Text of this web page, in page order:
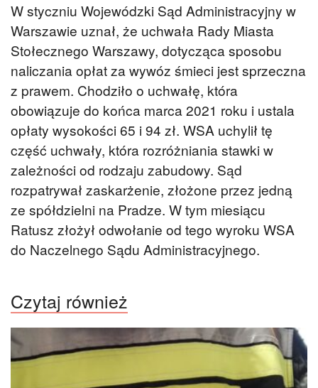
W styczniu Wojewódzki Sąd Administracyjny w
Warszawie uznał, że uchwała Rady Miasta
Stołecznego Warszawy, dotycząca sposobu
naliczania opłat za wywóz śmieci jest sprzeczna
z prawem. Chodziło o uchwałę, która
obowiązuje do końca marca 2021 roku i ustala
opłaty wysokości 65 i 94 zł. WSA uchylił tę
część uchwały, która rozróżniania stawki w
zależności od rodzaju zabudowy. Sąd
rozpatrywał zaskarżenie, złożone przez jedną
ze spółdzielni na Pradze. W tym miesiącu
Ratusz złożył odwołanie od tego wyroku WSA
do Naczelnego Sądu Administracyjnego.
Czytaj również